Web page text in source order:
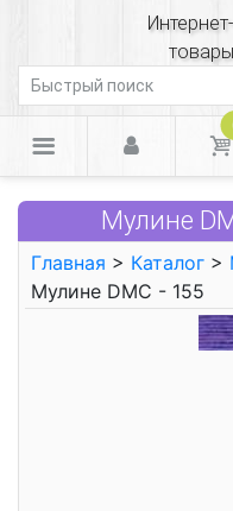
Мулине
Главная > Каталог >
Мулине DMC - 155